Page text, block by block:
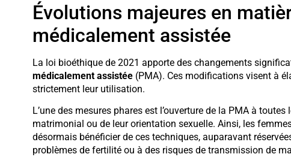
Évolutions majeures en
médicalement assistée
La loi bioéthique de 2021 apporte des changements
médicalement assistée(PMA). Ces modifications visent à
strictement leur utilisation.
L’une des mesures phares est l’ouverture de la PMA à
matrimonial ou de leur orientation sexuelle. Ainsi, les
désormais bénéficier de ces techniques, auparavant
problèmes de fertilité ou à des risques de transmission de